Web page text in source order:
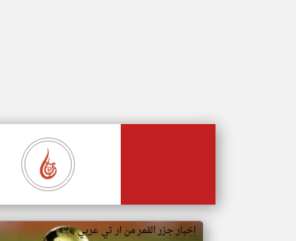
اخبار جزر القمر من ار تي عربي